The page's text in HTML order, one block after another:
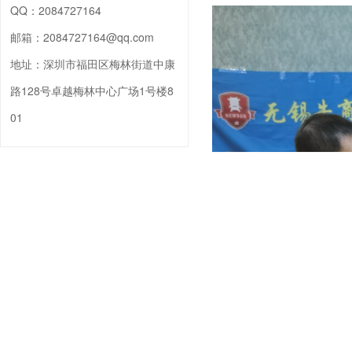
QQ： 2084727164
邮箱： 2084727164@qq.com
地址： 深圳市福田区梅林街道中康
路128号卓越梅林中心广场1号楼8
01